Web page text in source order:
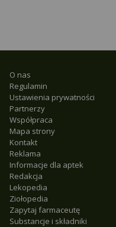
O nas
Regulamin
Ustawienia prywatności
Partnerzy
Współpraca
Mapa strony
Kontakt
Reklama
Informacje dla aptek
Redakcja
Lekopedia
Ziołopedia
Zapytaj farmaceutę
Substancje i składniki